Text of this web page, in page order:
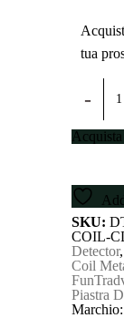
tua
8"
per
e
SKU:
COIL-
Detector,
Coil
Piastra
Marchio: